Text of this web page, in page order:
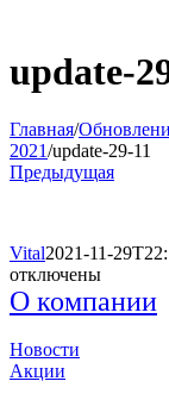
update-
Главная/
2021/update-29-11
Предыдущая
Vital2021-11-
отключены
О компании
Новости
Акции